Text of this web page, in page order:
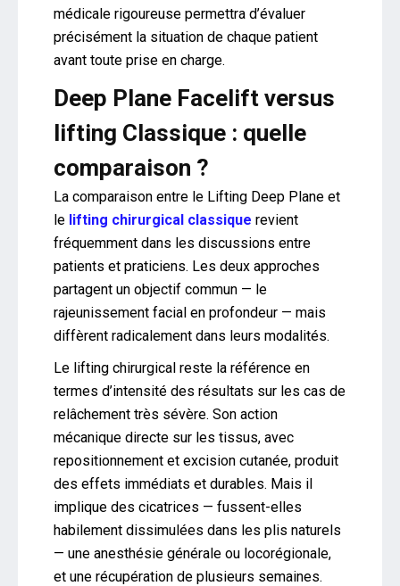
médicale rigoureuse permettra d’évaluer
précisément la situation de chaque patient
avant toute prise en charge.
Deep Plane Facelift versus
lifting Classique : quelle
comparaison ?
La comparaison entre le Lifting Deep Plane et
le lifting chirurgical classique revient
fréquemment dans les discussions entre
patients et praticiens. Les deux approches
partagent un objectif commun — le
rajeunissement facial en profondeur — mais
diffèrent radicalement dans leurs modalités.
Le lifting chirurgical reste la référence en
termes d’intensité des résultats sur les cas de
relâchement très sévère. Son action
mécanique directe sur les tissus, avec
repositionnement et excision cutanée, produit
des effets immédiats et durables. Mais il
implique des cicatrices — fussent-elles
habilement dissimulées dans les plis naturels
— une anesthésie générale ou locorégionale,
et une récupération de plusieurs semaines.